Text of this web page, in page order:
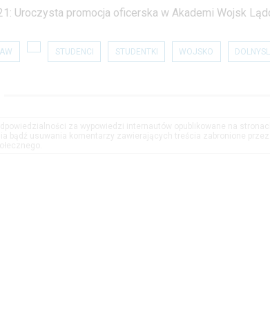
Uroczysta promocja oficerska w Akademi Wojsk
STUDENCI STUDENTKI WOJSKO